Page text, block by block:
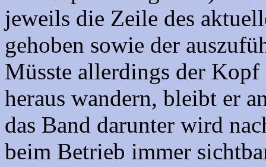
jeweils die Zeile des
gehoben sowie der
Müsste allerdings der Kopf
heraus wandern, bleibt er
das Band darunter wird
beim Betrieb immer